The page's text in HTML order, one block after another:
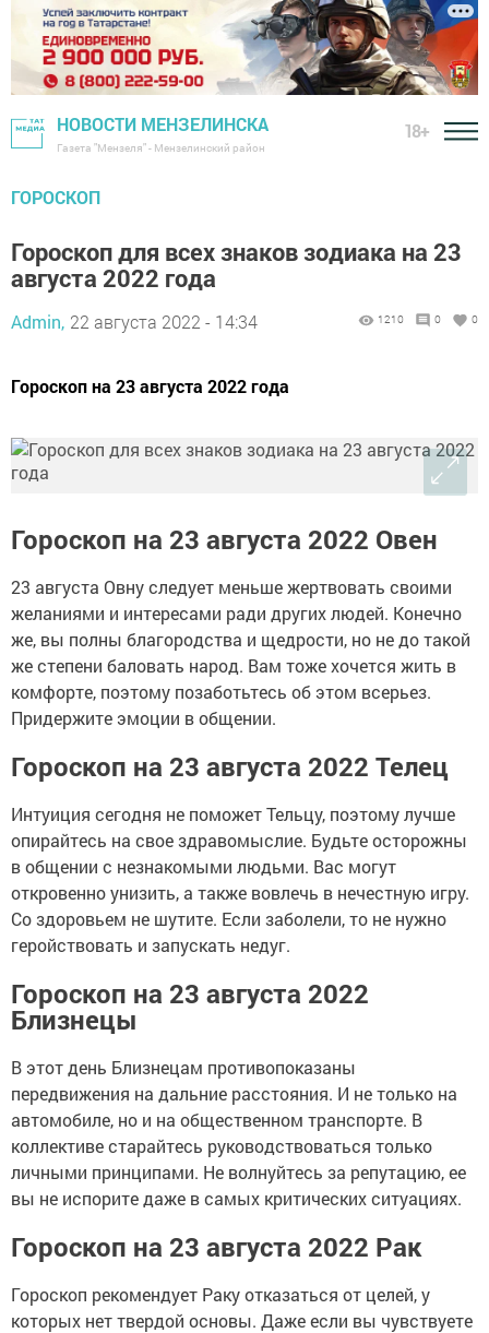
НОВОСТИ МЕНЗЕЛИНСКА
Газета "Мензеля" - Мензелинский район
18+
ГОРОСКОП
Гороскоп для всех знаков зодиака на 23
августа 2022 года
Admin, 22 августа 2022 - 14:34 1210 0 0
Гороскоп на 23 августа 2022 года
Гороскоп на 23 августа 2022 Овен
23 августа Овну следует меньше жертвовать своими
желаниями и интересами ради других людей. Конечно
же, вы полны благородства и щедрости, но не до такой
же степени баловать народ. Вам тоже хочется жить в
комфорте, поэтому позаботьтесь об этом всерьез.
Придержите эмоции в общении.
Гороскоп на 23 августа 2022 Телец
Интуиция сегодня не поможет Тельцу, поэтому лучше
опирайтесь на свое здравомыслие. Будьте осторожны
в общении с незнакомыми людьми. Вас могут
откровенно унизить, а также вовлечь в нечестную игру.
Со здоровьем не шутите. Если заболели, то не нужно
геройствовать и запускать недуг.
Гороскоп на 23 августа 2022
Близнецы
В этот день Близнецам противопоказаны
передвижения на дальние расстояния. И не только на
автомобиле, но и на общественном транспорте. В
коллективе старайтесь руководствоваться только
личными принципами. Не волнуйтесь за репутацию, ее
вы не испорите даже в самых критических ситуациях.
Гороскоп на 23 августа 2022 Рак
Гороскоп рекомендует Раку отказаться от целей, у
которых нет твердой основы. Даже если вы чувствуете